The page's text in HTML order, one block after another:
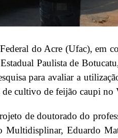
do Acre (Ufac), em
Paulista de
para avaliar a
cultivo de feijão caupi no
de doutorado do
Multidisplinar, Eduardo